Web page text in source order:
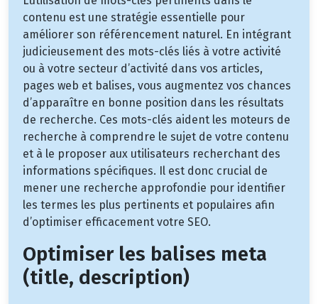
contenu est une stratégie essentielle pour
améliorer son référencement naturel. En intégrant
judicieusement des mots-clés liés à votre activité
ou à votre secteur d’activité dans vos articles,
pages web et balises, vous augmentez vos chances
d’apparaître en bonne position dans les résultats
de recherche. Ces mots-clés aident les moteurs de
recherche à comprendre le sujet de votre contenu
et à le proposer aux utilisateurs recherchant des
informations spécifiques. Il est donc crucial de
mener une recherche approfondie pour identifier
les termes les plus pertinents et populaires afin
d’optimiser efficacement votre SEO.
Optimiser les balises meta
(title, description)